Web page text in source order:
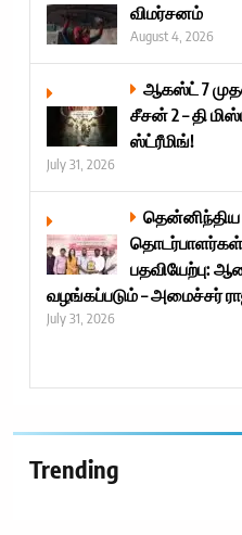
விமர்சனம்
August 4, 2026
ஆகஸ்ட் 7
சீசன் 2 – தி
ஸ்ட்ரீமிங்!
July 31, 2026
தென்னிந்திய
தொடர்பாளர்கள்
பதவியேற்பு:
வழங்கப்படும் – அமைச்சர்
July 31, 2026
Trending